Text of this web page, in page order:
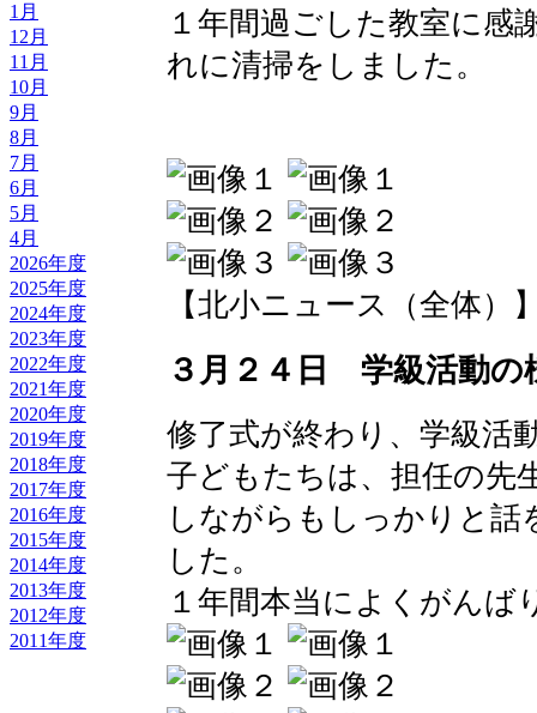
1月
12月
11月
10月
9月
8月
7月
6月
5月
4月
2026年度
2025年度
2024年度
2023年度
2022年度
2021年度
2020年度
2019年度
2018年度
2017年度
2016年度
2015年度
2014年度
2013年度
2012年度
2011年度
１年間過ごした教室に感
れに清掃をしました。
【北小ニュース（全体）
３月２４日 学級活動の
修了式が終わり、学級活
子どもたちは、担任の先
しながらもしっかりと話
した。
１年間本当によくがんば